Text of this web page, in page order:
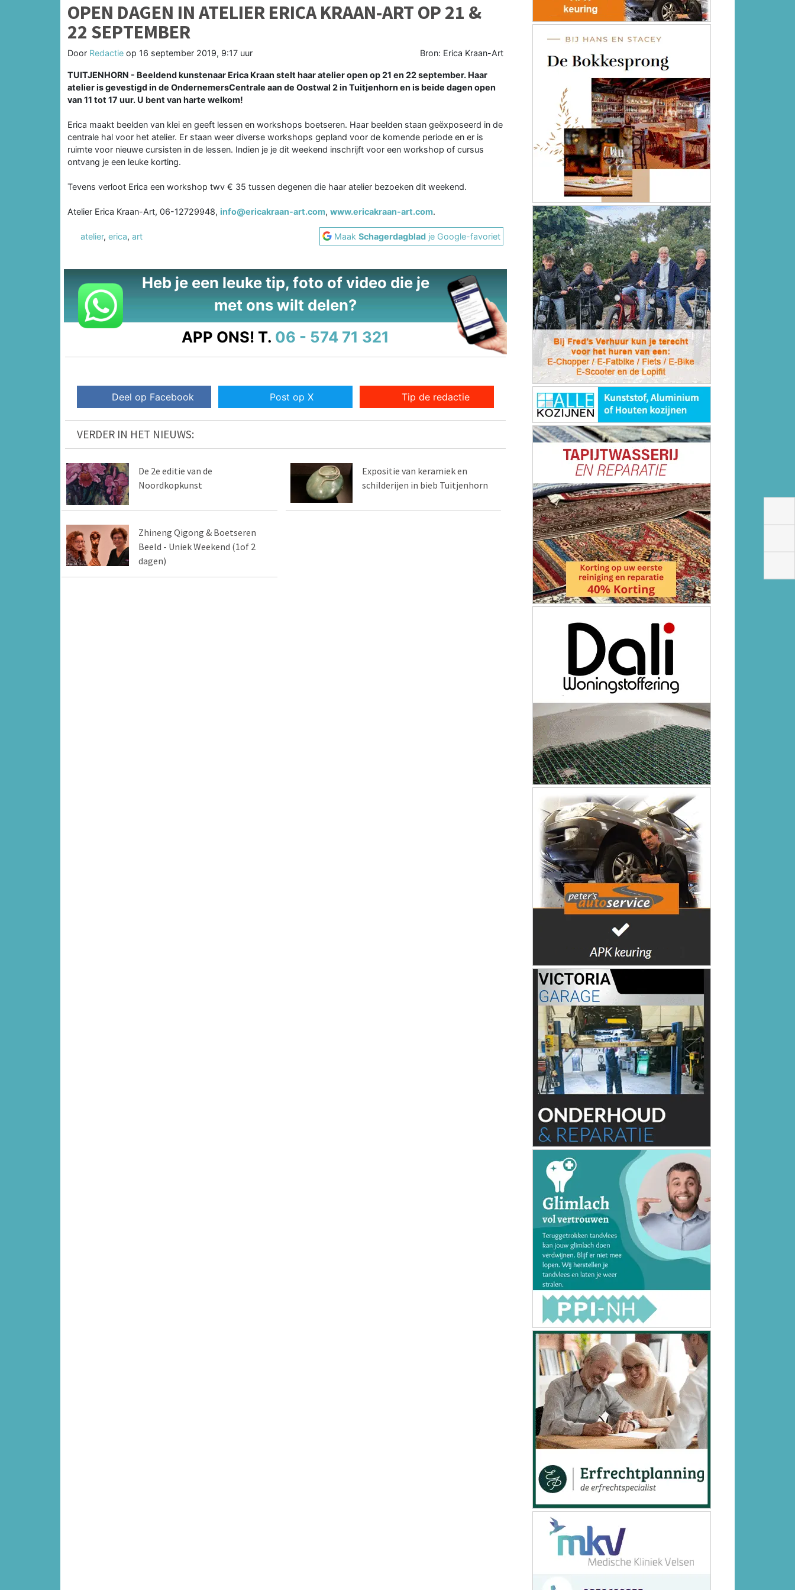
OPEN DAGEN IN ATELIER ERICA KRAAN-ART OP 21 &
22 SEPTEMBER
Door Redactie op 16 september 2019, 9:17 uur Bron: Erica Kraan-Art
TUITJENHORN - Beeldend kunstenaar Erica Kraan stelt haar atelier open op 21 en 22 september. Haar
atelier is gevestigd in de OndernemersCentrale aan de Oostwal 2 in Tuitjenhorn en is beide dagen open
van 11 tot 17 uur. U bent van harte welkom!
Erica maakt beelden van klei en geeft lessen en workshops boetseren. Haar beelden staan geëxposeerd in de
centrale hal voor het atelier. Er staan weer diverse workshops gepland voor de komende periode en er is
ruimte voor nieuwe cursisten in de lessen. Indien je je dit weekend inschrijft voor een workshop of cursus
ontvang je een leuke korting.
Tevens verloot Erica een workshop twv € 35 tussen degenen die haar atelier bezoeken dit weekend.
Atelier Erica Kraan-Art, 06-12729948, info@ericakraan-art.com, www.ericakraan-art.com.
atelier, erica, art MaakSchagerdagblad je Google-favoriet
Heb je een leuke tip, foto of video die je
met ons wilt delen?
APP ONS! T. 06 - 574 71 321
Deel op Facebook Post op X Tip de redactie
VERDER IN HET NIEUWS:
De 2e editie van de
Noordkopkunst
Expositie van keramiek en
schilderijen in bieb Tuitjenhorn
Zhineng Qigong & Boetseren
Beeld - Uniek Weekend (1of 2
dagen)